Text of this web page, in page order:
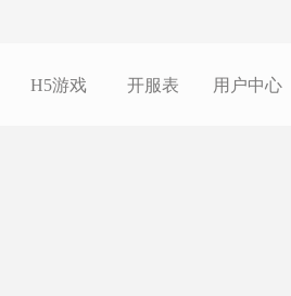
H5游戏 开服表 用户中心